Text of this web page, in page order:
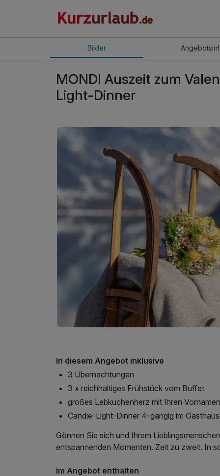
Bilder Angebot
MONDI Auszeit zum
Light-Dinner
In diesem Angebot inklusive
3 Übernachtungen
3 x reichhaltiges Frühstück vom Buffet
großes Lebkuchenherz mit Ihren Vornamen
Candle-Light-Dinner 4-gängig im
Gönnen Sie sich und Ihrem
entspannenden Momenten. Zeit zu zweit. In
Im Angebot enthalten